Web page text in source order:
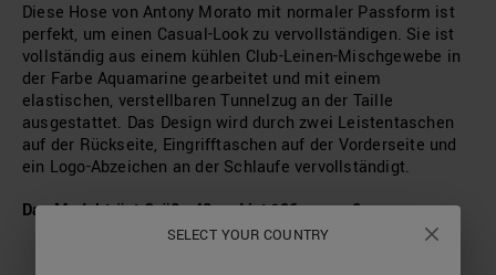
Diese Hose von Antony Morato mit normaler Passform ist
perfekt, um einen Casual-Look zu vervollständigen. Sie ist
vollständig aus einem kühlen Club-Leinen-Mischgewebe in
der Farbe Aquamarine gearbeitet und mit einem
elastischen, verstellbaren Tunnelzug an der Taille
ausgestattet. Das Design wird durch zwei Leistentaschen
auf der Rückseite, Eingrifftaschen auf der Vorderseite und
ein Logo-Abzeichen an der Schlaufe vervollständigt.
Das Model trägt Größe 48 und ist 186 cm groß.
SELECT YOUR COUNTRY